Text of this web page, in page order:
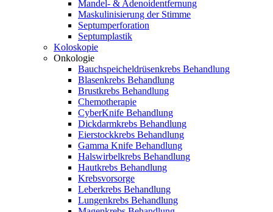
Mandel- & Adenoidentfernung
Maskulinisierung der Stimme
Septumperforation
Septumplastik
Koloskopie
Onkologie
Bauchspeicheldrüsenkrebs Behandlung
Blasenkrebs Behandlung
Brustkrebs Behandlung
Chemotherapie
CyberKnife Behandlung
Dickdarmkrebs Behandlung
Eierstockkrebs Behandlung
Gamma Knife Behandlung
Halswirbelkrebs Behandlung
Hautkrebs Behandlung
Krebsvorsorge
Leberkrebs Behandlung
Lungenkrebs Behandlung